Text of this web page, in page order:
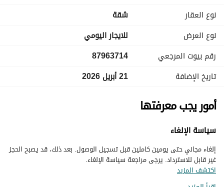
نوع العقار
شقة
نوع العرض
للايجار اليومي
رقم بيوت المرجعي
87963714
تاريخ الإضافة
21 أبريل 2026
أمور يجب معرفتها
سياسة الإلغاء
إلغاء مجاني حتى يومين كاملين قبل تسجيل الوصول. بعد ذلك، قد يصبح الحجز
غير قابل للاسترداد. يرجى مراجعة سياسة الإلغاء.
اكتشف المزيد